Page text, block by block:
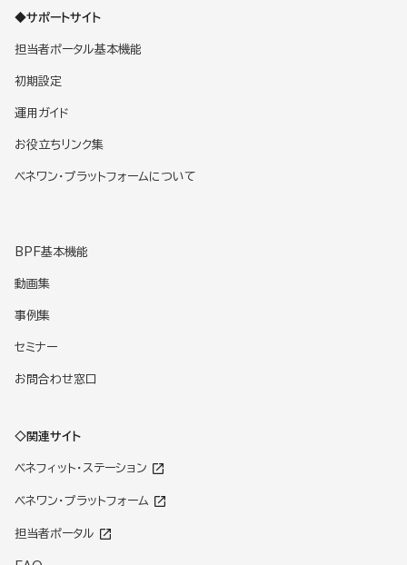
◆サポートサイト
担当者ポータル基本機能
初期設定
運用ガイド
お役立ちリンク集
ベネワン・プラットフォームについて
BPF基本機能
動画集
事例集
セミナー
お問合わせ窓口
◇関連サイト
ベネフィット・ステーション
ベネワン・プラットフォーム
担当者ポータル